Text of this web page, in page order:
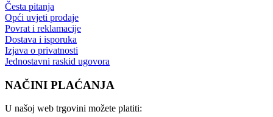
Česta pitanja
Opći uvjeti prodaje
Povrat i reklamacije
Dostava i isporuka
Izjava o privatnosti
Jednostavni raskid ugovora
NAČINI PLAĆANJA
U našoj web trgovini možete platiti: